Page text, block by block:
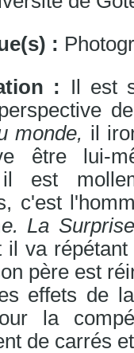
:
: Il est
monde, il
être lui-
est
c'est
e. La
il va
père est
effets de
la
de carrés